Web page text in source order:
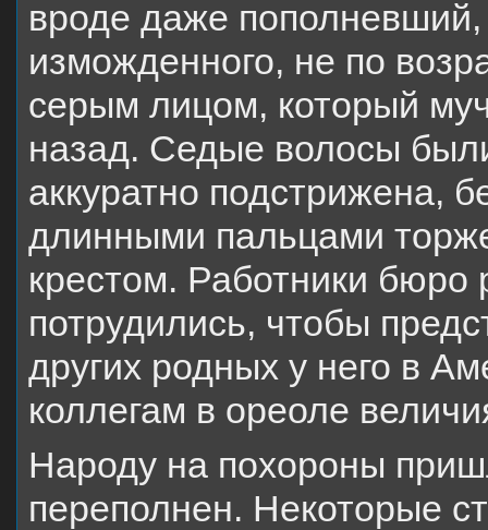
вроде даже
изможденного, не по
серым лицом, который
назад. Седые волосы
аккуратно подстрижена,
длинными пальцами
крестом. Работники бюро
потрудились, чтобы
других родных у него в
коллегам в ореоле
Народу на похороны
переполнен. Некоторые